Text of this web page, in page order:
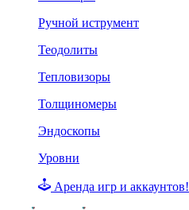
Ручной иструмент
Теодолиты
Тепловизоры
Толщиномеры
Эндоскопы
Уровни
Аренда игр и аккаунтов!